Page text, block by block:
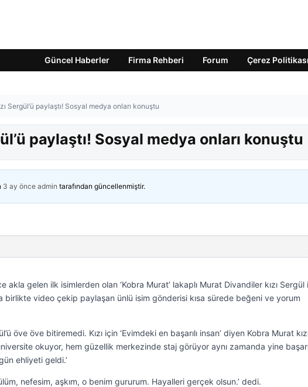
Güncel Haberler Firma Rehberi Forum Çerez Politikası
Sergül’ü paylaştı! Sosyal medya onları konuştu
paylaştı! Sosyal medya onları konuştu
3 ay önce admin tarafından güncellenmiştir.
akla gelen ilk isimlerden olan ‘Kobra Murat’ lakaplı Murat Divandiler kızı Sergül
birlikte video çekip paylaşan ünlü isim gönderisi kısa sürede beğeni ve yorum
öve öve bitiremedi. Kızı için ‘Evimdeki en başarılı insan’ diyen Kobra Murat
okuyor, hem güzellik merkezinde staj görüyor aynı zamanda yine
ehliyeti geldi.’
nefesim, aşkım, o benim gururum. Hayalleri gerçek olsun.’ dedi.